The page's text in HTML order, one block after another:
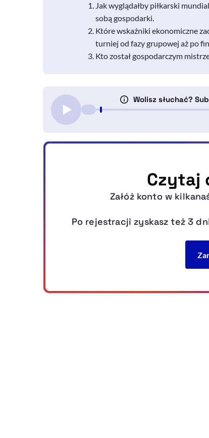
Jak wyglądałby piłkarski
sobą gospodarki.
Które wskaźniki ekonomiczne
turniej od fazy grupowej aż po
Kto został gospodarczym